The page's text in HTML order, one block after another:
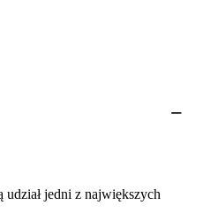
jedni z największych